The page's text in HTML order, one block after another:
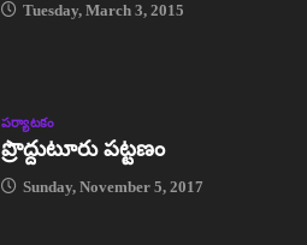
Tuesday, March 3, 2015
పర్యాటకం
ప్రొద్దుటూరు పట్టణం
Sunday, November 5, 2017